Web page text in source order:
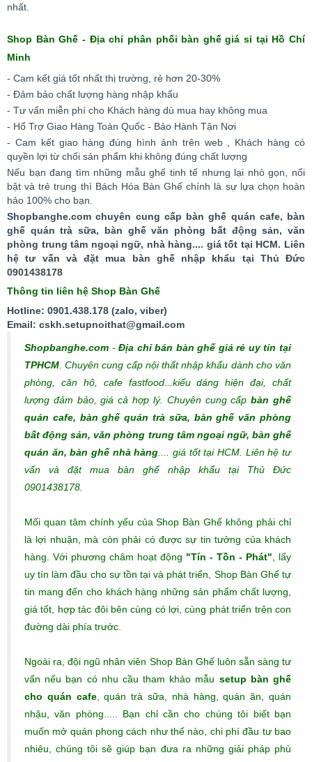
nhất.
Shop Bàn Ghế - Địa chỉ phân phối bàn ghế giá sỉ tại Hồ Chí
Minh
- Cam kết giá tốt nhất thị trường, rẻ hơn 20-30%
- Đảm bảo chất lượng hàng nhập khẩu
- Tư vấn miễn phí cho Khách hàng dù mua hay không mua
- Hổ Trợ Giao Hàng Toàn Quốc - Bảo Hành Tận Nơi
- Cam kết giao hàng đúng hình ảnh trên web , Khách hàng có
quyền lợi từ chối sản phẩm khi không đúng chất lượng
Nếu bạn đang tìm những mẫu ghế tinh tế nhưng lại nhỏ gọn, nổi
bật và trẻ trung thì Bách Hóa Bàn Ghế chính là sự lựa chọn hoàn
hảo 100% cho bạn.
Shopbanghe.com chuyên cung cấp bàn ghế quán cafe, bàn
ghế quán trà sữa, bàn ghế văn phòng bất động sản, văn
phòng trung tâm ngoại ngữ, nhà hàng.... giá tốt tại HCM. Liên
hệ tư vấn và đặt mua bàn ghế nhập khẩu tại Thủ Đức
0901438178
Thông tin liên hệ Shop Bàn Ghế
Hotline: 0901.438.178 (zalo, viber)
Email: cskh.setupnoithat@gmail.com
Shopbanghe.com -Địa chỉ bán bàn ghế giá rẻ uy tín tại
TPHCM . Chuyên cung cấp nội thất nhập khẩu dành cho văn
phòng, căn hộ, cafe fastfood...kiểu dáng hiện đại, chất
lượng đảm bảo, giá cả hợp lý. Chuyên cung cấpbàn ghế
quán cafe, bàn ghế quán trà sữa, bàn ghế văn phòng
bất động sản, văn phòng trung tâm ngoại ngữ, bàn ghế
quán ăn, bàn ghế nhà hàng .... giá tốt tại HCM. Liên hệ tư
vấn và đặt mua bàn ghế nhập khẩu tại Thủ Đức
0901438178.
Mối quan tâm chính yếu của Shop Bàn Ghế không phải chỉ
là lợi nhuận, mà còn phải có được sự tin tưởng của khách
hàng. Với phương châm hoạt động "Tín - Tồn - Phát" , lấy
uy tín làm đầu cho sự tồn tại và phát triển, Shop Bàn Ghế tự
tin mang đến cho khách hàng những sản phẩm chất lượng,
giá tốt, hợp tác đôi bên cùng có lợi, cùng phát triển trên con
đường dài phía trước.
Ngoài ra, đội ngũ nhân viên Shop Bàn Ghế luôn sẵn sàng tư
vấn nếu bạn có nhu cầu tham khảo mẫu setup bàn ghế
cho quán cafe, quán trà sữa, nhà hàng, quán ăn, quán
nhậu, văn phòng..... Bạn chỉ cần cho chúng tôi biết bạn
muốn mở quán phong cách như thế nào, chi phí đầu tư bao
nhiêu, chúng tôi sẽ giúp bạn đưa ra những giải pháp phù